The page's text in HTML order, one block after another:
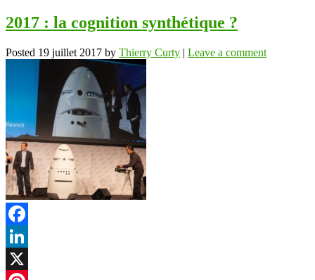
2017 : la cognition synthétique ?
Posted 19 juillet 2017 by Thierry Curty | Leave a comment
Facebook
LinkedIn